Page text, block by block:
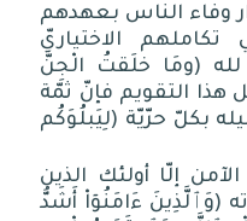
وفاء الناس بعهدهم
تكاملهم الاختياريّ
(ومَا خلَقتُ الْجِنَّ
هذا التقويم فإنّ ثمّة
بكلّ حرّيّة (لِيَبلُوَكُم
إلّا أولئك الذين
(وَٱلَّذِينَ ءَامَنُوٓاْ أَشَدُّ